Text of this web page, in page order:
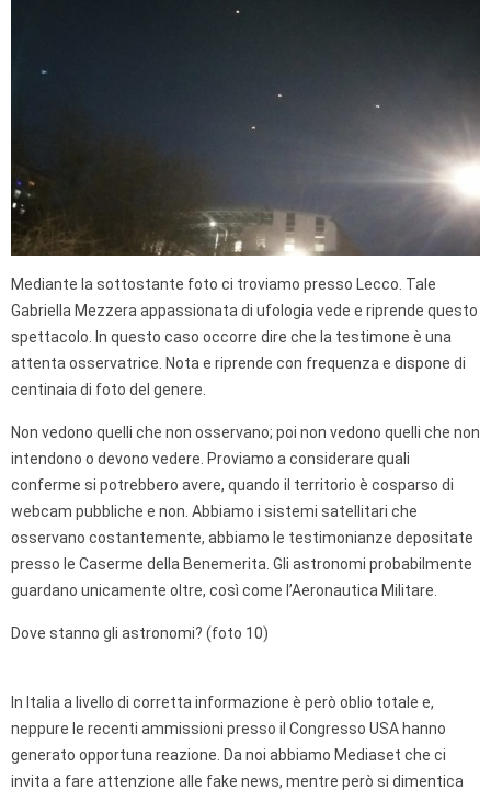
Mediante la sottostante foto ci troviamo presso Lecco. Tale
Gabriella Mezzera appassionata di ufologia vede e riprende questo
spettacolo. In questo caso occorre dire che la testimone è una
attenta osservatrice. Nota e riprende con frequenza e dispone di
centinaia di foto del genere.
Non vedono quelli che non osservano; poi non vedono quelli che non
intendono o devono vedere. Proviamo a considerare quali
conferme si potrebbero avere, quando il territorio è cosparso di
webcam pubbliche e non. Abbiamo i sistemi satellitari che
osservano costantemente, abbiamo le testimonianze depositate
presso le Caserme della Benemerita. Gli astronomi probabilmente
guardano unicamente oltre, così come l’Aeronautica Militare.
Dove stanno gli astronomi? (foto 10)
In Italia a livello di corretta informazione è però oblio totale e,
neppure le recenti ammissioni presso il Congresso USA hanno
generato opportuna reazione. Da noi abbiamo Mediaset che ci
invita a fare attenzione alle fake news, mentre però si dimentica